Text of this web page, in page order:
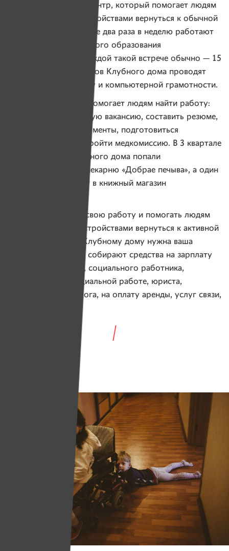
Клубный дом — это центр, который помогает людям
с психическими расстройствами вернуться к обычной
жизни. В Клубном доме два раза в неделю работают
группы психологического образования
и самопомощи. На каждой такой встрече обычно — 15
человек. Для участников Клубного дома проводят
курсы по английскому и компьютерной грамотности.
А еще Клубный дом помогает людям найти работу:
подобрать подходящую вакансию, составить резюме,
собрать нужные документы, подготовиться
к собеседованию и пройти медкомиссию. В 3 квартале
четверо членов Клубного дома попали
на собеседование в пекарню «Добрае печыва», а один
устроился на работу в книжный магазин
Чтобы продолжать свою работу и помогать людям
с психическими расстройствами вернуться к активной
жизни в обществе, Клубному дому нужна ваша
поддержка. ИМЕНА собирают средства на зарплату
менеджера проекта, социального работника,
специалиста по социальной работе, юриста,
психиатра и психолога, на оплату аренды, услуг связи,